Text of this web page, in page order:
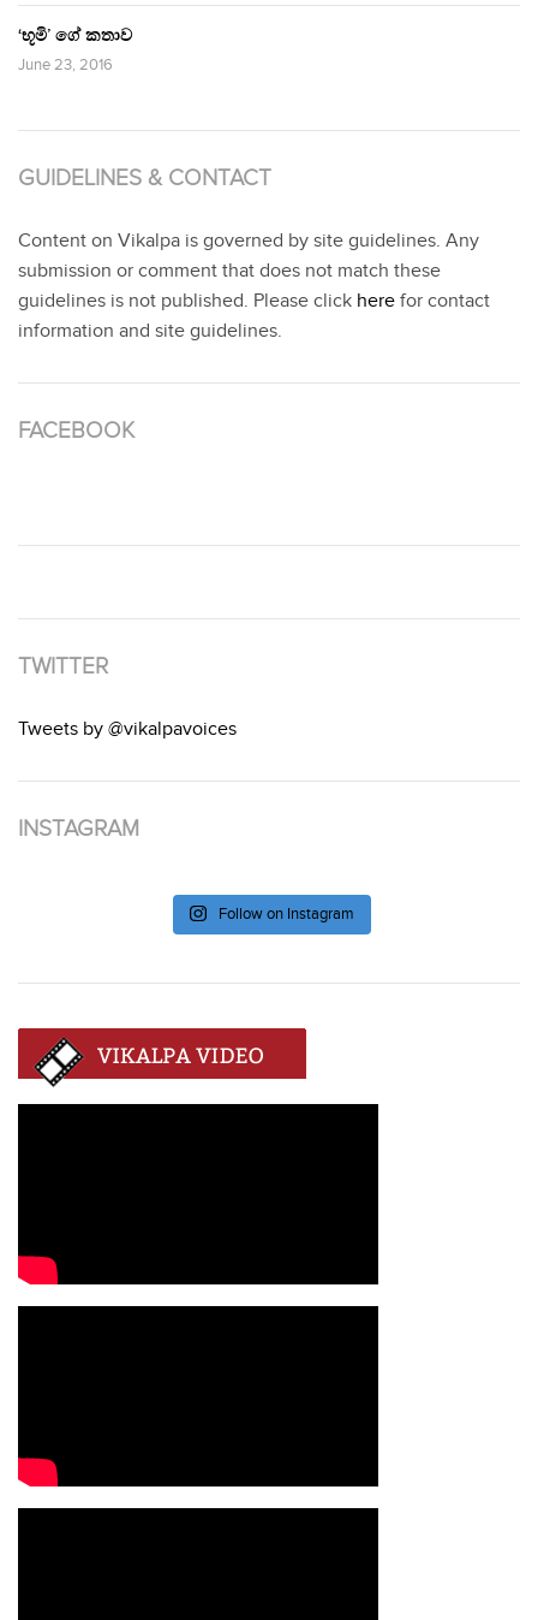
‘භූමි’ ගේ කතාව
June 23, 2016
GUIDELINES & CONTACT
Content on Vikalpa is governed by site guidelines. Any
submission or comment that does not match these
guidelines is not published. Please click here for contact
information and site guidelines.
FACEBOOK
TWITTER
Tweets by @vikalpavoices
INSTAGRAM
Follow on Instagram